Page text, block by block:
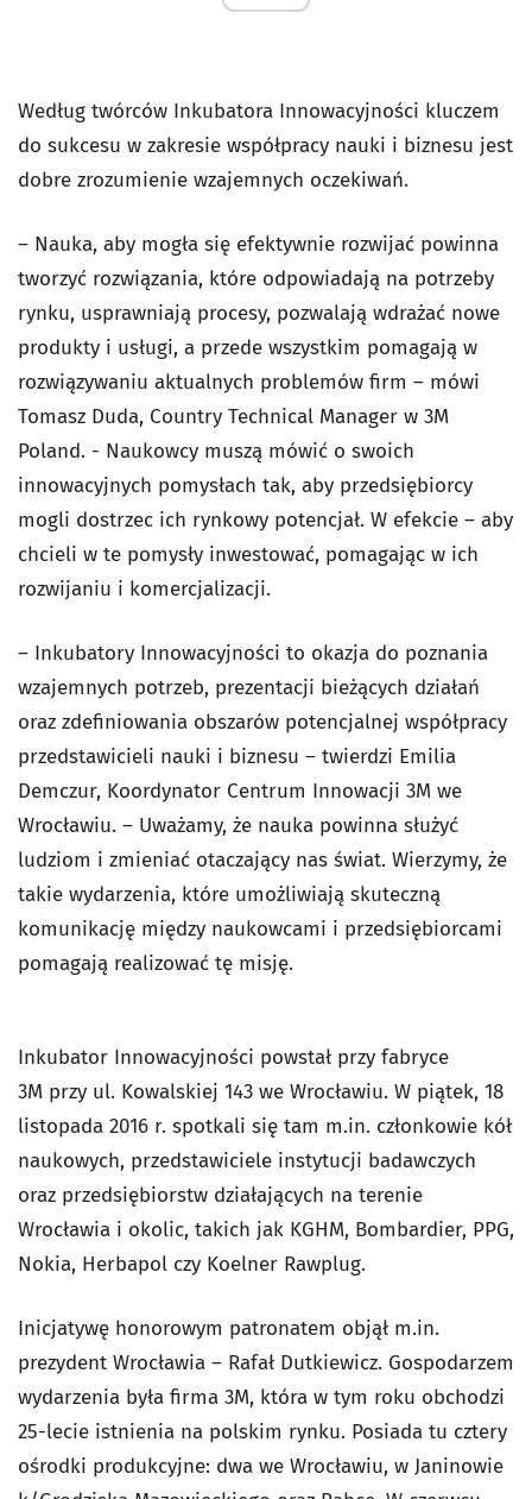
Według twórców Inkubatora Innowacyjności kluczem
do sukcesu w zakresie współpracy nauki i biznesu jest
dobre zrozumienie wzajemnych oczekiwań.
– Nauka, aby mogła się efektywnie rozwijać powinna
tworzyć rozwiązania, które odpowiadają na potrzeby
rynku, usprawniają procesy, pozwalają wdrażać nowe
produkty i usługi, a przede wszystkim pomagają w
rozwiązywaniu aktualnych problemów firm – mówi
Tomasz Duda, Country Technical Manager w 3M
Poland. - Naukowcy muszą mówić o swoich
innowacyjnych pomysłach tak, aby przedsiębiorcy
mogli dostrzec ich rynkowy potencjał. W efekcie – aby
chcieli w te pomysły inwestować, pomagając w ich
rozwijaniu i komercjalizacji.
– Inkubatory Innowacyjności to okazja do poznania
wzajemnych potrzeb, prezentacji bieżących działań
oraz zdefiniowania obszarów potencjalnej współpracy
przedstawicieli nauki i biznesu – twierdzi Emilia
Demczur, Koordynator Centrum Innowacji 3M we
Wrocławiu. – Uważamy, że nauka powinna służyć
ludziom i zmieniać otaczający nas świat. Wierzymy, że
takie wydarzenia, które umożliwiają skuteczną
komunikację między naukowcami i przedsiębiorcami
pomagają realizować tę misję.
Inkubator Innowacyjności powstał przy fabryce
3M przy ul. Kowalskiej 143 we Wrocławiu. W piątek, 18
listopada 2016 r. spotkali się tam m.in. członkowie kół
naukowych, przedstawiciele instytucji badawczych
oraz przedsiębiorstw działających na terenie
Wrocławia i okolic, takich jak KGHM, Bombardier, PPG,
Nokia, Herbapol czy Koelner Rawplug.
Inicjatywę honorowym patronatem objął m.in.
prezydent Wrocławia – Rafał Dutkiewicz. Gospodarzem
wydarzenia była firma 3M, która w tym roku obchodzi
25-lecie istnienia na polskim rynku. Posiada tu cztery
ośrodki produkcyjne: dwa we Wrocławiu, w Janinowie